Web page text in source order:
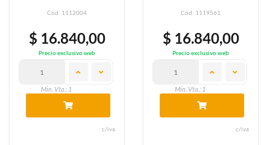
Cód: 1112004
$ 16.840,00
Precio exclusivo web
Min. Vta.: 1
c/iva
Cód: 1119561
$ 16.840,00
Precio exclusivo web
Min. Vta.: 1
c/iva